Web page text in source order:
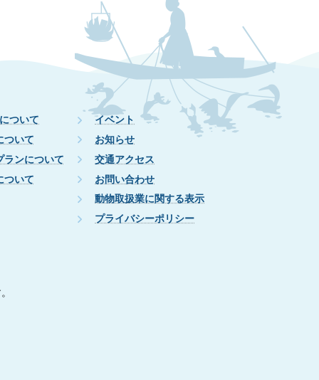
ついて
ついて
ランについて
ついて
イベント
お知らせ
交通アクセス
お問い合わせ
動物取扱業に関する表示
プライバシーポリシー